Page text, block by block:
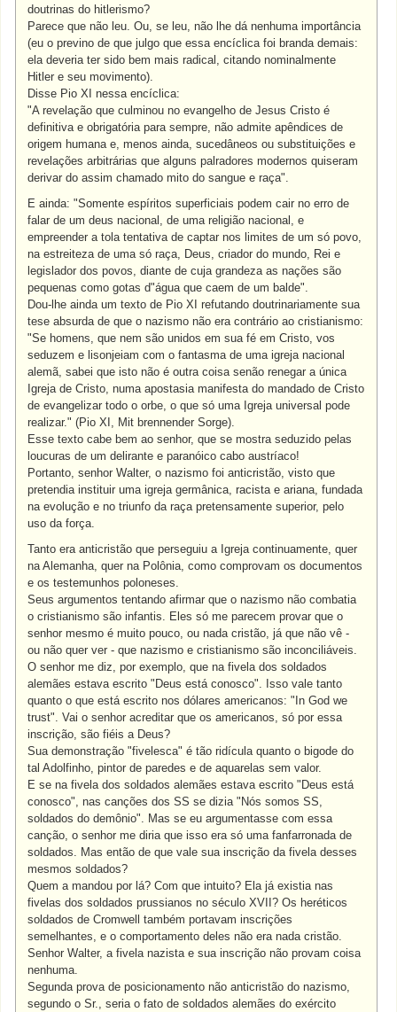
doutrinas do hitlerismo?
Parece que não leu. Ou, se leu, não lhe dá nenhuma importância
(eu o previno de que julgo que essa encíclica foi branda demais:
ela deveria ter sido bem mais radical, citando nominalmente
Hitler e seu movimento).
Disse Pio XI nessa encíclica:
"A revelação que culminou no evangelho de Jesus Cristo é
definitiva e obrigatória para sempre, não admite apêndices de
origem humana e, menos ainda, sucedâneos ou substituições e
revelações arbitrárias que alguns palradores modernos quiseram
derivar do assim chamado mito do sangue e raça".
E ainda: "Somente espíritos superficiais podem cair no erro de
falar de um deus nacional, de uma religião nacional, e
empreender a tola tentativa de captar nos limites de um só povo,
na estreiteza de uma só raça, Deus, criador do mundo, Rei e
legislador dos povos, diante de cuja grandeza as nações são
pequenas como gotas d"água que caem de um balde".
Dou-lhe ainda um texto de Pio XI refutando doutrinariamente sua
tese absurda de que o nazismo não era contrário ao cristianismo:
"Se homens, que nem são unidos em sua fé em Cristo, vos
seduzem e lisonjeiam com o fantasma de uma igreja nacional
alemã, sabei que isto não é outra coisa senão renegar a única
Igreja de Cristo, numa apostasia manifesta do mandado de Cristo
de evangelizar todo o orbe, o que só uma Igreja universal pode
realizar." (Pio XI, Mit brennender Sorge).
Esse texto cabe bem ao senhor, que se mostra seduzido pelas
loucuras de um delirante e paranóico cabo austríaco!
Portanto, senhor Walter, o nazismo foi anticristão, visto que
pretendia instituir uma igreja germânica, racista e ariana, fundada
na evolução e no triunfo da raça pretensamente superior, pelo
uso da força.
Tanto era anticristão que perseguiu a Igreja continuamente, quer
na Alemanha, quer na Polônia, como comprovam os documentos
e os testemunhos poloneses.
Seus argumentos tentando afirmar que o nazismo não combatia
o cristianismo são infantis. Eles só me parecem provar que o
senhor mesmo é muito pouco, ou nada cristão, já que não vê -
ou não quer ver - que nazismo e cristianismo são inconciliáveis.
O senhor me diz, por exemplo, que na fivela dos soldados
alemães estava escrito "Deus está conosco". Isso vale tanto
quanto o que está escrito nos dólares americanos: "In God we
trust". Vai o senhor acreditar que os americanos, só por essa
inscrição, são fiéis a Deus?
Sua demonstração "fivelesca" é tão ridícula quanto o bigode do
tal Adolfinho, pintor de paredes e de aquarelas sem valor.
E se na fivela dos soldados alemães estava escrito "Deus está
conosco", nas canções dos SS se dizia "Nós somos SS,
soldados do demônio". Mas se eu argumentasse com essa
canção, o senhor me diria que isso era só uma fanfarronada de
soldados. Mas então de que vale sua inscrição da fivela desses
mesmos soldados?
Quem a mandou por lá? Com que intuito? Ela já existia nas
fivelas dos soldados prussianos no século XVII? Os heréticos
soldados de Cromwell também portavam inscrições
semelhantes, e o comportamento deles não era nada cristão.
Senhor Walter, a fivela nazista e sua inscrição não provam coisa
nenhuma.
Segunda prova de posicionamento não anticristão do nazismo,
segundo o Sr., seria o fato de soldados alemães do exército